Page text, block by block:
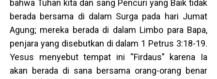
bahwa Tuhan kita dan sang Pencuri yang Baik tidak
berada bersama di dalam Surga pada hari Jumat
Agung; mereka berada di dalam Limbo para Bapa,
penjara yang disebutkan di dalam 1 Petrus 3:18-19.
Yesus menyebut tempat ini “Firdaus” karena Ia
akan berada di sana bersama orang-orang benar